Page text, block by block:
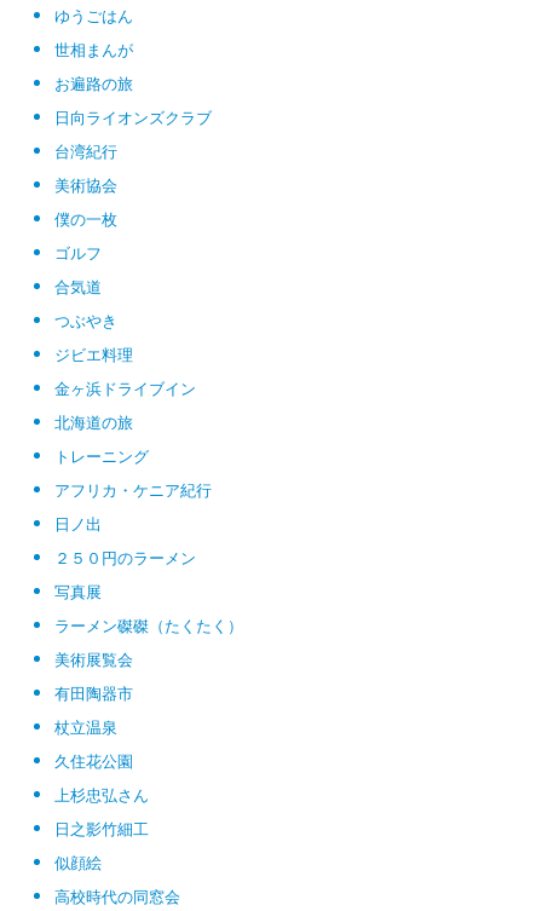
ゆうごはん
世相まんが
お遍路の旅
日向ライオンズクラブ
台湾紀行
美術協会
僕の一枚
ゴルフ
合気道
つぶやき
ジビエ料理
金ヶ浜ドライブイン
北海道の旅
トレーニング
アフリカ・ケニア紀行
日ノ出
２５０円のラーメン
写真展
ラーメン磔磔（たくたく）
美術展覧会
有田陶器市
杖立温泉
久住花公園
上杉忠弘さん
日之影竹細工
似顔絵
高校時代の同窓会